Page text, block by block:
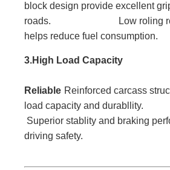
block design provide excellent
roads. Low roling
helps reduce fuel consumption.
3.High Load
6.Safe
Reliable Reinforced carcass
oad capacity and
Superior stablity and braking
driving safety.